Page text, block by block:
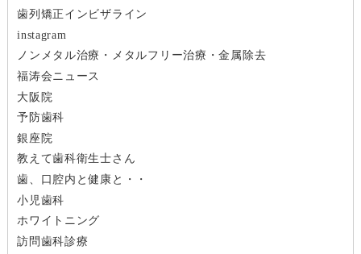
ー
シ
ョ
ン
歯列矯正インビザライン
instagram
ノンメタル治療・メタルフリー治療・金属除去
福涛会ニュース
大阪院
予防歯科
銀座院
教えて歯科衛生士さん
歯、口腔内と健康と・・
小児歯科
ホワイトニング
訪問歯科診療